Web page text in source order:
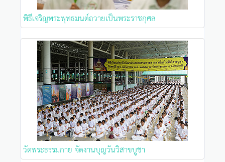
พิธีเจริญพระพุทธมนต์ถวายเป็นพระราชกุศล
วัดพระธรรมกาย จัดงานบุญวันวิสาขบูชา